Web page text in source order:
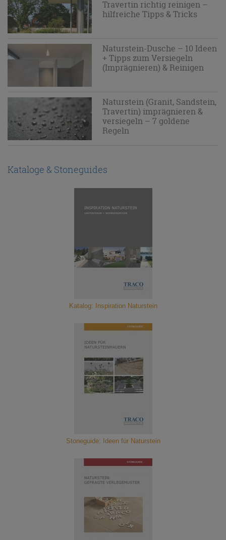
Travertin richtig reinigen –
hilfreiche Tipps & Tricks
Naturstein-Dusche – 10 Ideen
+ Tipps zum Versiegeln
(Imprägnieren) & Reinigen
Naturstein (Granit, Sandstein,
Travertin) imprägnieren &
versiegeln – 7 goldene
Regeln
Kataloge & Stoneguides
Katalog: Inspiration Naturstein
Stoneguide: Ideen für Naturstein